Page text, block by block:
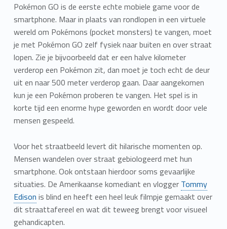
Pokémon GO is de eerste echte mobiele game voor de
smartphone. Maar in plaats van rondlopen in een virtuele
wereld om Pokémons (pocket monsters) te vangen, moet
je met Pokémon GO zelf fysiek naar buiten en over straat
lopen. Zie je bijvoorbeeld dat er een halve kilometer
verderop een Pokémon zit, dan moet je toch echt de deur
uit en naar 500 meter verderop gaan. Daar aangekomen
kun je een Pokémon proberen te vangen. Het spel is in
korte tijd een enorme hype geworden en wordt door vele
mensen gespeeld.
Voor het straatbeeld levert dit hilarische momenten op.
Mensen wandelen over straat gebiologeerd met hun
smartphone. Ook ontstaan hierdoor soms gevaarlijke
situaties. De Amerikaanse komediant en vlogger Tommy
Edison is blind en heeft een heel leuk filmpje gemaakt over
dit straattafereel en wat dit teweeg brengt voor visueel
gehandicapten.